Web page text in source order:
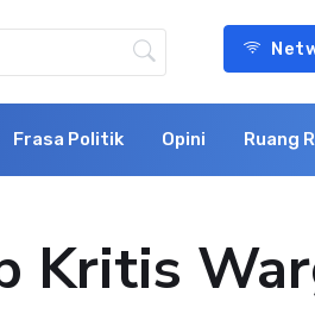
Frasa Politik Opini Ruang
Kritis